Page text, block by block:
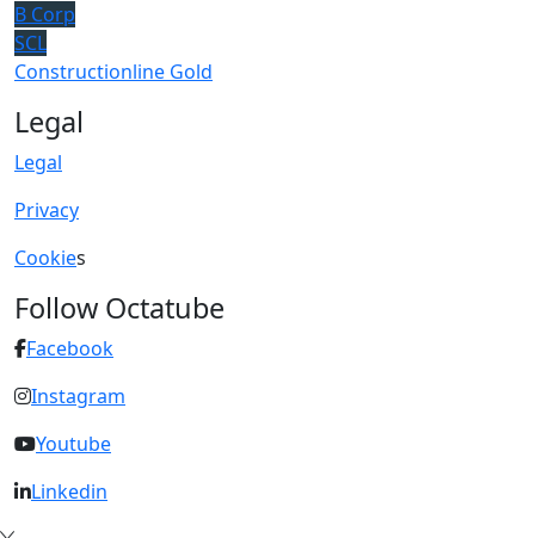
B Corp
SCL
Constructionline Gold
Legal
Legal
Privacy
Cookies
Follow Octatube
Facebook
Instagram
Youtube
Linkedin